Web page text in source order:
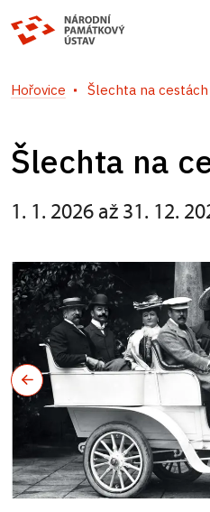
Hořovice Šlechta na cestách
Šlechta na
1. 1. 2026 až 31. 12.